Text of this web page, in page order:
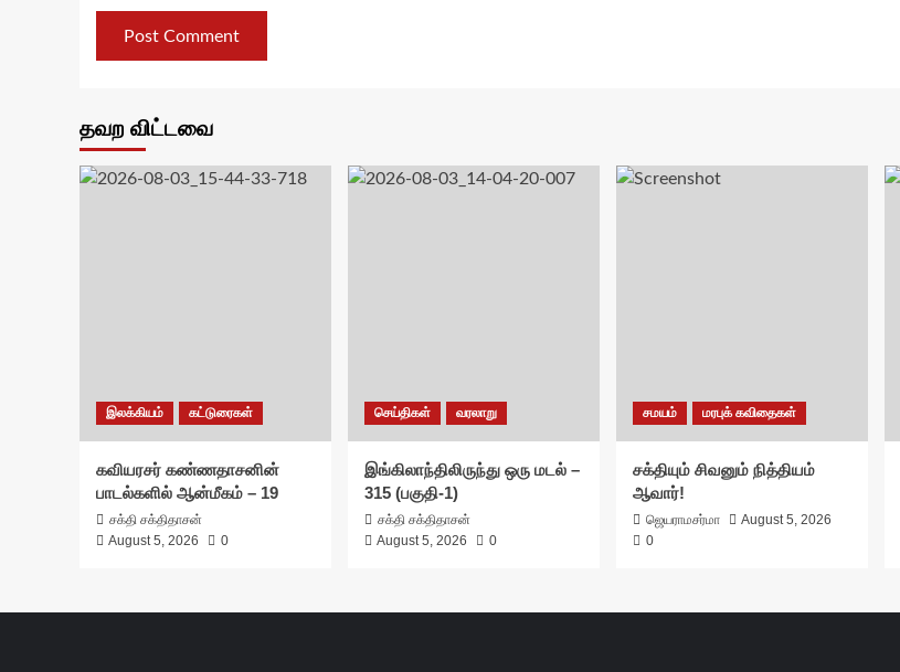
தவற விட்டவை
இலக்கியம் கட்டுரைகள்
கவியரசர் கண்ணதாசனின்
பாடல்களில் ஆன்மீகம் – 19
சக்தி சக்திதாசன்
August 5, 2026
0
செய்திகள் வரலாறு
இங்கிலாந்திலிருந்து ஒரு மடல் –
315 (பகுதி-1)
சக்தி சக்திதாசன்
August 5, 2026
0
சமயம் மரபுக் கவிதைகள்
சக்தியும் சிவனும் நித்தியம்
ஆவார்!
ஜெயராமசர்மா
August 5, 2026
0